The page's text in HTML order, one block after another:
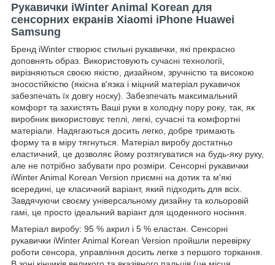
Рукавички iWinter Animal Korean для
сенсорних екранів Xiaomi iPhone Huawei
Samsung
Бренд iWinter створює стильні рукавички, які прекрасно
доповнять образ. Використовують сучасні технології,
вирізняються своєю якістю, дизайном, зручністю та високою
зносостійкістю (якісна в'язка і міцний матеріал рукавичок
забезпечать їх довгу носку). Забезпечать максимальний
комфорт та захистять Ваші руки в холодну пору року, так, як
виробник використовує теплі, легкі, сучасні та комфортні
матеріали. Надягаються досить легко, добре тримають
форму та в міру тягнуться. Матеріал виробу достатньо
еластичний, це дозволяє йому розтягуватися на будь-яку руку,
але не потрібно забувати про розміри. Сенсорні рукавички
iWinter Animal Korean Version приємні на дотик та м'які
всередині, це класичний варіант, який підходить для всіх.
Завдячуючи своєму універсальному дизайну та кольоровій
гамі, це просто ідеальний варіант для щоденного носіння.
Матеріал виробу: 95 % акрил і 5 % еластан. Сенсорні
рукавички iWinter Animal Korean Version пройшли перевірку
роботи сенсора, управління досить легке з першого торкання.